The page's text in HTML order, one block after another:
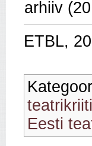
arhiiv
ETBL,
Eesti